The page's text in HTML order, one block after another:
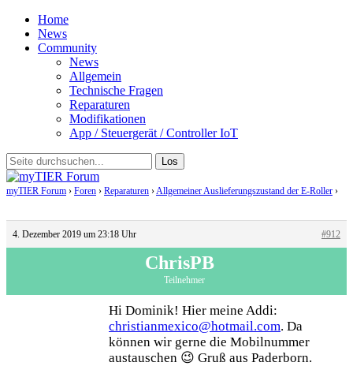
Home
News
Community
News
Allgemein
Technische Fragen
Reparaturen
Modifikationen
App / Steuergerät / Controller IoT
myTIER Forum › Foren › Reparaturen ›Allgemeiner Auslieferungszustand der E-Roller ›
4. Dezember 2019 um 23:18 Uhr #912
ChrisPB
Teilnehmer
Hi Dominik! Hier meine Addi:
christianmexico@hotmail.com. Da
können wir gerne die Mobilnummer
austauschen 😉 Gruß aus Paderborn.